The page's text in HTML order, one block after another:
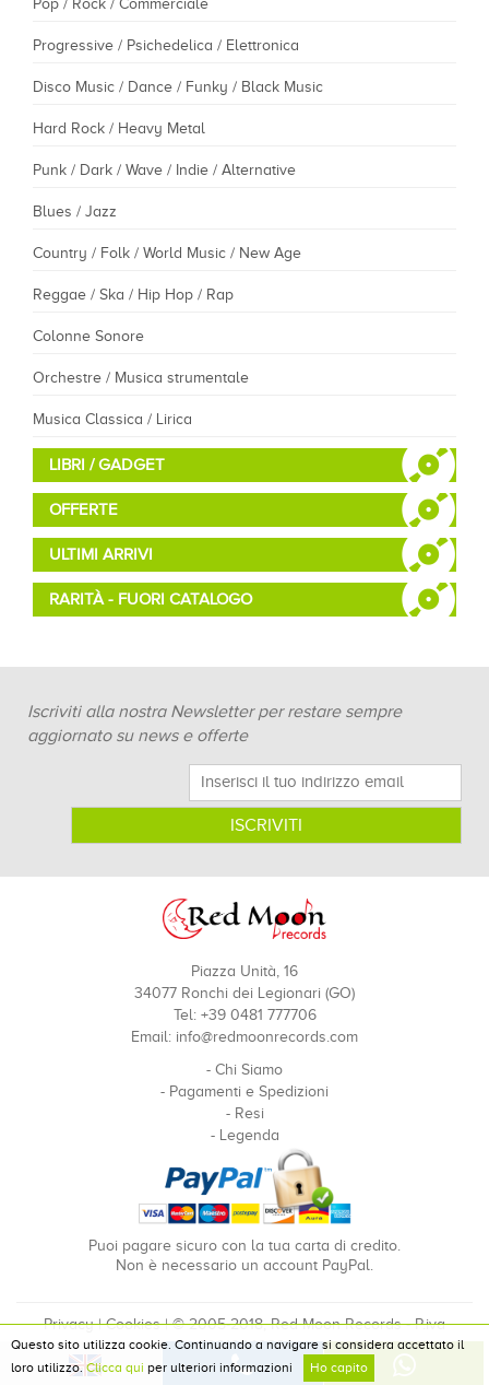
Pop / Rock / Commerciale
Progressive / Psichedelica / Elettronica
Disco Music / Dance / Funky / Black Music
Hard Rock / Heavy Metal
Punk / Dark / Wave / Indie / Alternative
Blues / Jazz
Country / Folk / World Music / New Age
Reggae / Ska / Hip Hop / Rap
Colonne Sonore
Orchestre / Musica strumentale
Musica Classica / Lirica
LIBRI / GADGET
OFFERTE
ULTIMI ARRIVI
RARITÀ - FUORI CATALOGO
Iscriviti alla nostra Newsletter per restare sempre
aggiornato su news e offerte
Piazza Unità, 16
34077 Ronchi dei Legionari (GO)
Tel: +39 0481 777706
Email: info@redmoonrecords.com
- Chi Siamo
- Pagamenti e Spedizioni
- Resi
- Legenda
Puoi pagare sicuro con la tua carta di credito.
Non è necessario un account PayPal.
Privacy|Cookies| © 2005-2018, Red Moon Records - P.iva
00910240324
Developed by Pixel
Questo sito utilizza cookie. Continuando a navigare si considera accettato il
loro utilizzo.Clicca qui per ulteriori informazioni Ho capito